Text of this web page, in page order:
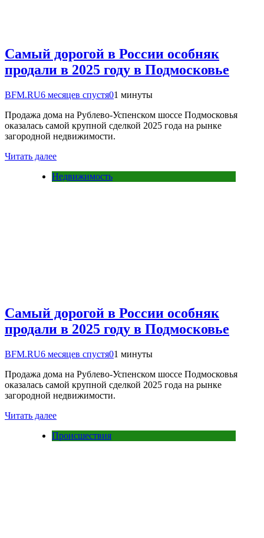
Самый дорогой в России особняк
продали в 2025 году в Подмосковье
BFM.RU6 месяцев спустя01 минуты
Продажа дома на Рублево-Успенском шоссе Подмосковья
оказалась самой крупной сделкой 2025 года на рынке
загородной недвижимости.
Читать далее
Недвижимость
Самый дорогой в России особняк
продали в 2025 году в Подмосковье
BFM.RU6 месяцев спустя01 минуты
Продажа дома на Рублево-Успенском шоссе Подмосковья
оказалась самой крупной сделкой 2025 года на рынке
загородной недвижимости.
Читать далее
Происшествия